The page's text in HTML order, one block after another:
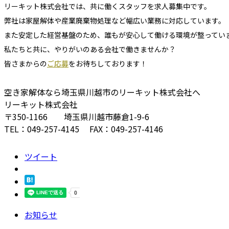
リーキット株式会社では、共に働くスタッフを求人募集中です。
弊社は家屋解体や産業廃棄物処理など幅広い業務に対応しています。
また安定した経営基盤のため、誰もが安心して働ける環境が整ってい
私たちと共に、やりがいのある会社で働きませんか？
皆さまからのご応募をお待ちしております！
空き家解体なら埼玉県川越市のリーキット株式会社へ
リーキット株式会社
〒350-1166 埼玉県川越市藤倉1-9-6
TEL：‭049-257-4145‬ FAX：049-257-4146‬
ツイート
お知らせ